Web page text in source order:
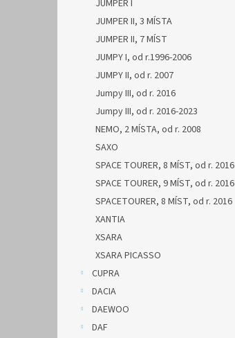
JUMPER I
JUMPER II, 3 MÍSTA
JUMPER II, 7 MÍST
JUMPY I, od r.1996-2006
JUMPY II, od r. 2007
Jumpy III, od r. 2016
Jumpy III, od r. 2016-2023
NEMO, 2 MÍSTA, od r. 2008
SAXO
SPACE TOURER, 8 MÍST, od r. 2016
SPACE TOURER, 9 MÍST, od r. 2016
SPACETOURER, 8 MÍST, od r. 2016
XANTIA
XSARA
XSARA PICASSO
CUPRA
DACIA
DAEWOO
DAF